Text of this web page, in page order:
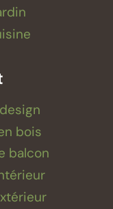
bois
balcon